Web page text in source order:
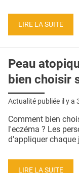
LIRE LA SUITE
Peau
bien choisir
Actualité publiée il y a
Comment bien
l'eczéma ? Les
d'appliquer chaque
LIRE LA SUITE